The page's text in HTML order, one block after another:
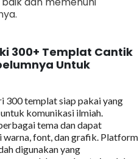
300+ Templat Cantik
Untuk
300 templat siap pakai yang
komunikasi ilmiah.
tema dan dapat
warna, font, dan grafik. Platform
digunakan yang